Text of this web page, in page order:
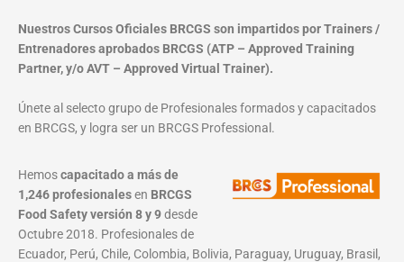
Nuestros Cursos Oficiales BRCGS son impartidos por Trainers /
Entrenadores aprobados BRCGS (ATP – Approved Training
Partner, y/o AVT – Approved Virtual Trainer).
Únete al selecto grupo de Profesionales formados y capacitados
en BRCGS, y logra ser un BRCGS Professional.
Hemoscapacitado a más de
1,246 profesionalesen BRCGS
Food Safety versión 8 y 9desde
Octubre 2018. Profesionales de
Ecuador, Perú, Chile, Colombia, Bolivia, Paraguay, Uruguay, Brasil,